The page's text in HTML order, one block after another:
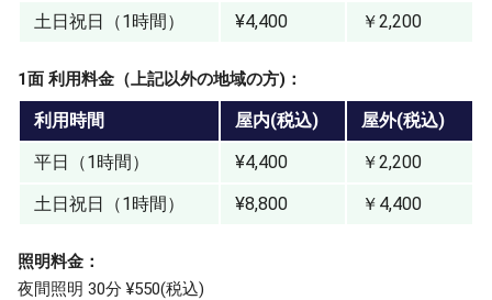
土日祝日（1時間）
¥4,400 ￥2,200
1面 利用料金（上記以外の地域の方)：
利用時間 屋内(税込)
屋外(税込)
平日（1時間）
¥4,400
￥2,200
土日祝日（1時間）
¥8,800 ￥4,400
照明料金：
夜間照明 30分 ¥550(税込)